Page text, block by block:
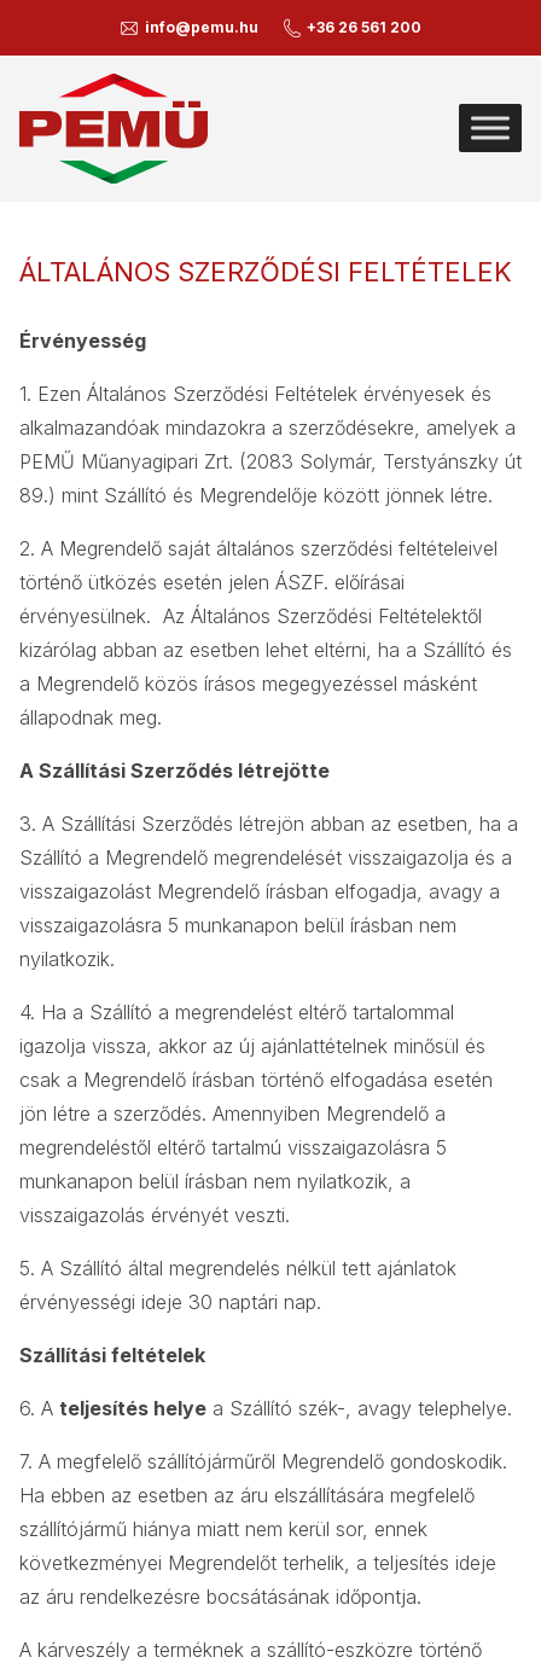
info@pemu.hu +36 26 561 200
ÁLTALÁNOS SZERZŐDÉSI FELTÉTELEK
Érvényesség
1. Ezen Általános Szerződési Feltételek érvényesek és
alkalmazandóak mindazokra a szerződésekre, amelyek a
PEMŰ Műanyagipari Zrt. (2083 Solymár, Terstyánszky út
89.) mint Szállító és Megrendelője között jönnek létre.
2. A Megrendelő saját általános szerződési feltételeivel
történő ütközés esetén jelen ÁSZF. előírásai
érvényesülnek. Az Általános Szerződési Feltételektől
kizárólag abban az esetben lehet eltérni, ha a Szállító és
a Megrendelő közös írásos megegyezéssel másként
állapodnak meg.
A Szállítási Szerződés létrejötte
3. A Szállítási Szerződés létrejön abban az esetben, ha a
Szállító a Megrendelő megrendelését visszaigazolja és a
visszaigazolást Megrendelő írásban elfogadja, avagy a
visszaigazolásra 5 munkanapon belül írásban nem
nyilatkozik.
4. Ha a Szállító a megrendelést eltérő tartalommal
igazolja vissza, akkor az új ajánlattételnek minősül és
csak a Megrendelő írásban történő elfogadása esetén
jön létre a szerződés. Amennyiben Megrendelő a
megrendeléstől eltérő tartalmú visszaigazolásra 5
munkanapon belül írásban nem nyilatkozik, a
visszaigazolás érvényét veszti.
5. A Szállító által megrendelés nélkül tett ajánlatok
érvényességi ideje 30 naptári nap.
Szállítási feltételek
6. A teljesítés helye a Szállító szék-, avagy telephelye.
7. A megfelelő szállítójárműről Megrendelő gondoskodik.
Ha ebben az esetben az áru elszállítására megfelelő
szállítójármű hiánya miatt nem kerül sor, ennek
következményei Megrendelőt terhelik, a teljesítés ideje
az áru rendelkezésre bocsátásának időpontja.
A kárveszély a terméknek a szállító-eszközre történő